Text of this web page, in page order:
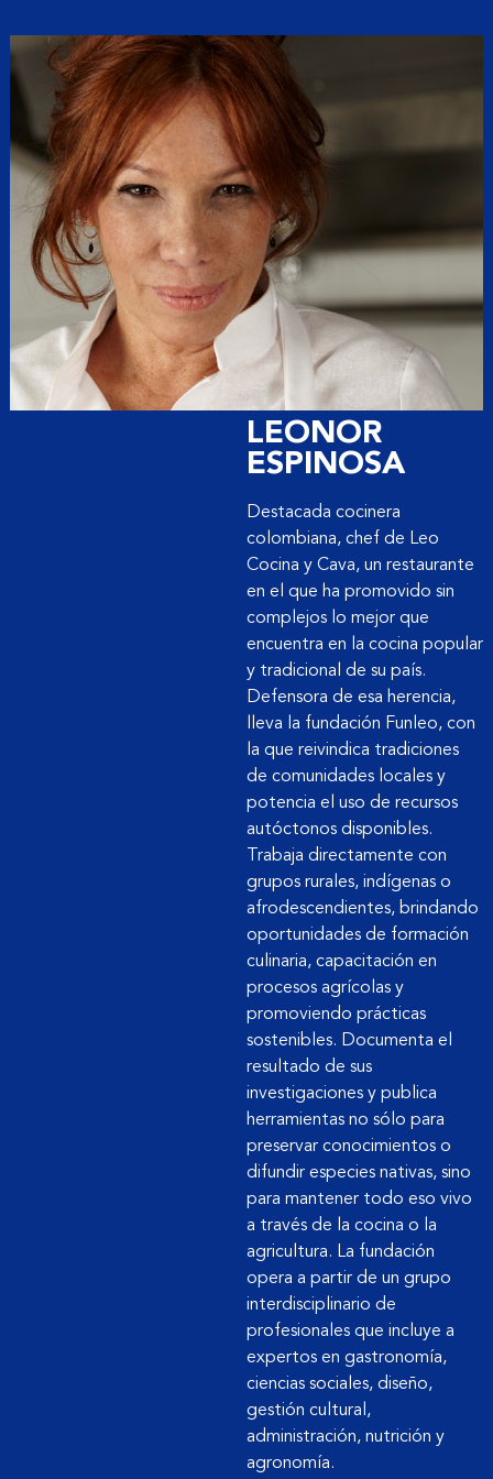
LEONOR
ESPINOSA
Destacada cocinera
colombiana, chef de Leo
Cocina y Cava, un restaurante
en el que ha promovido sin
complejos lo mejor que
encuentra en la cocina popular
y tradicional de su país.
Defensora de esa herencia,
lleva la fundación Funleo, con
la que reivindica tradiciones
de comunidades locales y
potencia el uso de recursos
autóctonos disponibles.
Trabaja directamente con
grupos rurales, indígenas o
afrodescendientes, brindando
oportunidades de formación
culinaria, capacitación en
procesos agrícolas y
promoviendo prácticas
sostenibles. Documenta el
resultado de sus
investigaciones y publica
herramientas no sólo para
preservar conocimientos o
difundir especies nativas, sino
para mantener todo eso vivo
a través de la cocina o la
agricultura. La fundación
opera a partir de un grupo
interdisciplinario de
profesionales que incluye a
expertos en gastronomía,
ciencias sociales, diseño,
gestión cultural,
administración, nutrición y
agronomía.